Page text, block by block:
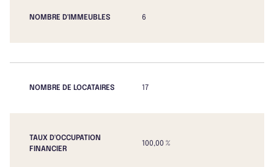
NOMBRE D'IMMEUBLES 6
NOMBRE DE LOCATAIRES 17
TAUX D'OCCUPATION
FINANCIER
100,00 %